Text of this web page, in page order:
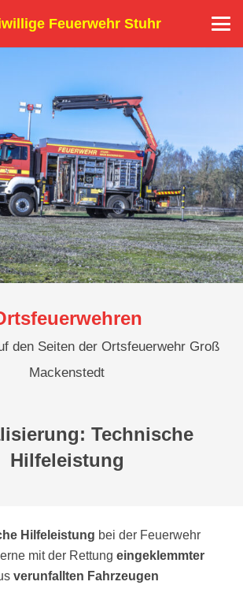
Feuerwehr Stuhr
den Seiten der Ortsfeuerwehr Groß
Mackenstedt
Technische
Hilfeleistung
Hilfeleistung bei der Feuerwehr
mit der Rettung eingeklemmter
verunfallten Fahrzeugen